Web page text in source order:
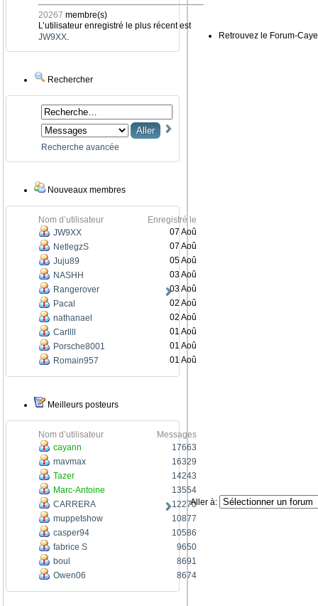
20267 membre(s)
L’utilisateur enregistré le plus récent est
JW9XX.
Rechercher
Recherche avancée
Nouveaux membres
Nom d’utilisateur
Enregistré le
JW9XX
07 Aoû
NetlegzS
07 Aoû
Juju89
05 Aoû
NASHH
03 Aoû
Rangerover
03 Aoû
Pacal
02 Aoû
nathanael
02 Aoû
Carllll
01 Aoû
Porsche8001
01 Aoû
Romain957
01 Aoû
Meilleurs posteurs
Nom d’utilisateur
Messages
cayann
17663
mavmax
16329
Tazer
14243
Marc-Antoine
13554
CARRERA
12270
muppetshow
10877
casper94
10586
fabrice S
9650
boul
8691
Owen06
8674
Retrouvez le Forum-
Aller à: